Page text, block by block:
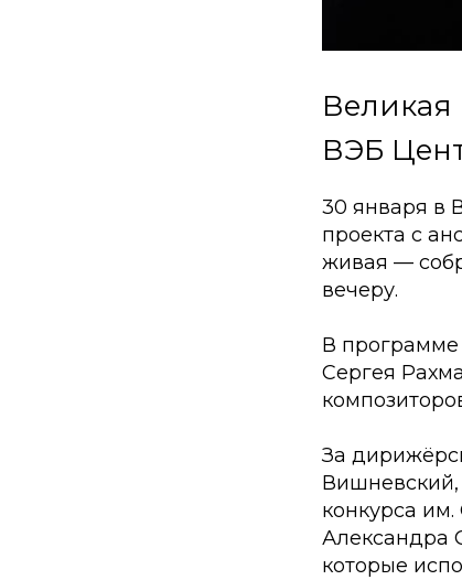
Великая
ВЭБ
30 января в
проекта с
живая —
вечеру.
В
Сергея
За
конкурса
Александра
которые